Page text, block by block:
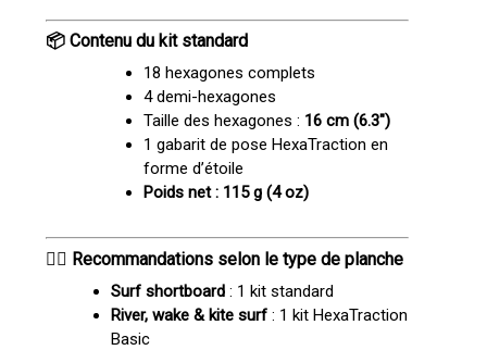
📦 Contenu du kit standard
18 hexagones complets
4 demi-hexagones
Taille des hexagones : 16 cm (6.3″)
1 gabarit de pose HexaTraction en
forme d’étoile
Poids net : 115 g (4 oz)
🏄‍♂️ Recommandations selon le type de planche
Surf shortboard: 1 kit standard
River, wake & kite surf: 1 kit HexaTraction
Basic